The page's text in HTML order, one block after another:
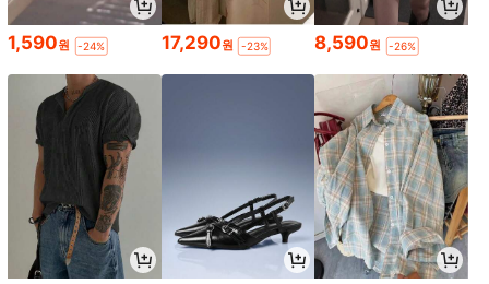
1,590원 -24% 17,290원 -23% 8,590원 -26%